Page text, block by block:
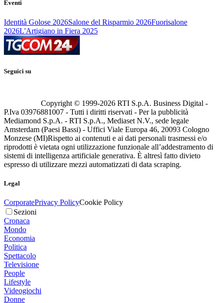
Eventi
Identità Golose 2026Salone del Risparmio 2026Fuorisalone
2026L'Artigiano in Fiera 2025
Seguici su
Copyright © 1999-2026 RTI S.p.A. Business Digital -
P.Iva 03976881007 - Tutti i diritti riservati - Per la pubblicità
Mediamond S.p.A. - RTI S.p.A., Mediaset N.V., sede legale
Amsterdam (Paesi Bassi) - Uffici Viale Europa 46, 20093 Cologno
Monzese (MI)Rispetto ai contenuti e ai dati personali trasmessi e/o
riprodotti è vietata ogni utilizzazione funzionale all’addestramento di
sistemi di intelligenza artificiale generativa. È altresì fatto divieto
espresso di utilizzare mezzi automatizzati di data scraping.
Legal
CorporatePrivacy PolicyCookie Policy
Sezioni
Cronaca
Mondo
Economia
Politica
Spettacolo
Televisione
People
Lifestyle
Videogiochi
Donne